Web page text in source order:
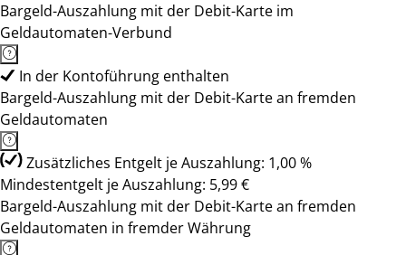
Bargeld-Auszahlung mit der Debit-Karte im
Geldautomaten-Verbund
In der Kontoführung enthalten
Bargeld-Auszahlung mit der Debit-Karte an fremden
Geldautomaten
Zusätzliches Entgelt je Auszahlung: 1,00 %
Mindestentgelt je Auszahlung: 5,99 €
Bargeld-Auszahlung mit der Debit-Karte an fremden
Geldautomaten in fremder Währung